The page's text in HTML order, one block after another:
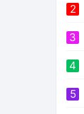
2
3
4
5